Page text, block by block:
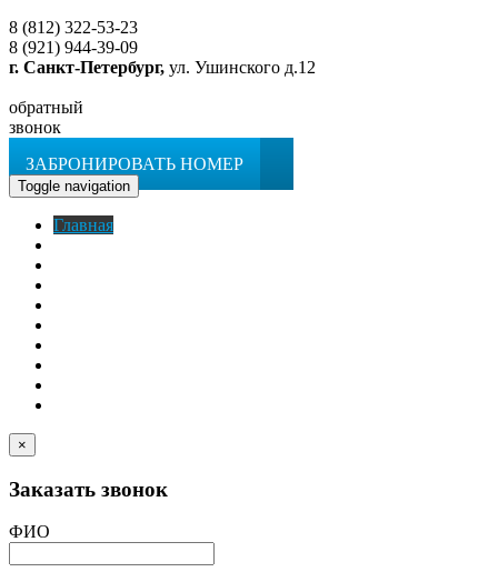
8 (812) 322-53-23
8 (921) 944-39-09
г. Санкт-Петербург, ул. Ушинского д.12
обратный
звонок
ЗАБРОНИРОВАТЬ НОМЕР
Toggle navigation
Главная
×
Заказать звонок
ФИО